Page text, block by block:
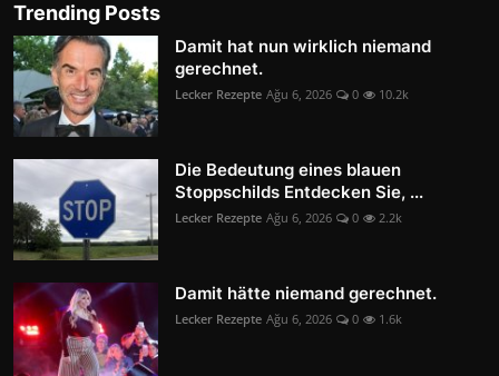
Trending Posts
Damit hat nun wirklich niemand
gerechnet.
Lecker Rezepte Ağu 6, 2026 0 10.2k
Die Bedeutung eines blauen
Stoppschilds Entdecken Sie, ...
Lecker Rezepte Ağu 6, 2026 0 2.2k
Damit hätte niemand gerechnet.
Lecker Rezepte Ağu 6, 2026 0 1.6k